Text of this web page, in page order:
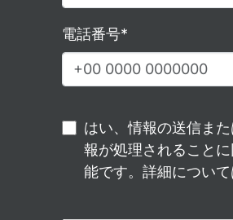
電話番号*
はい、情報の送信ま
報が処理されること
能です。詳細につい